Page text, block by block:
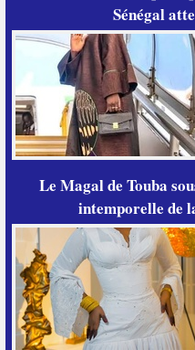
Sénégal
Le Magal de Touba
intemporelle de